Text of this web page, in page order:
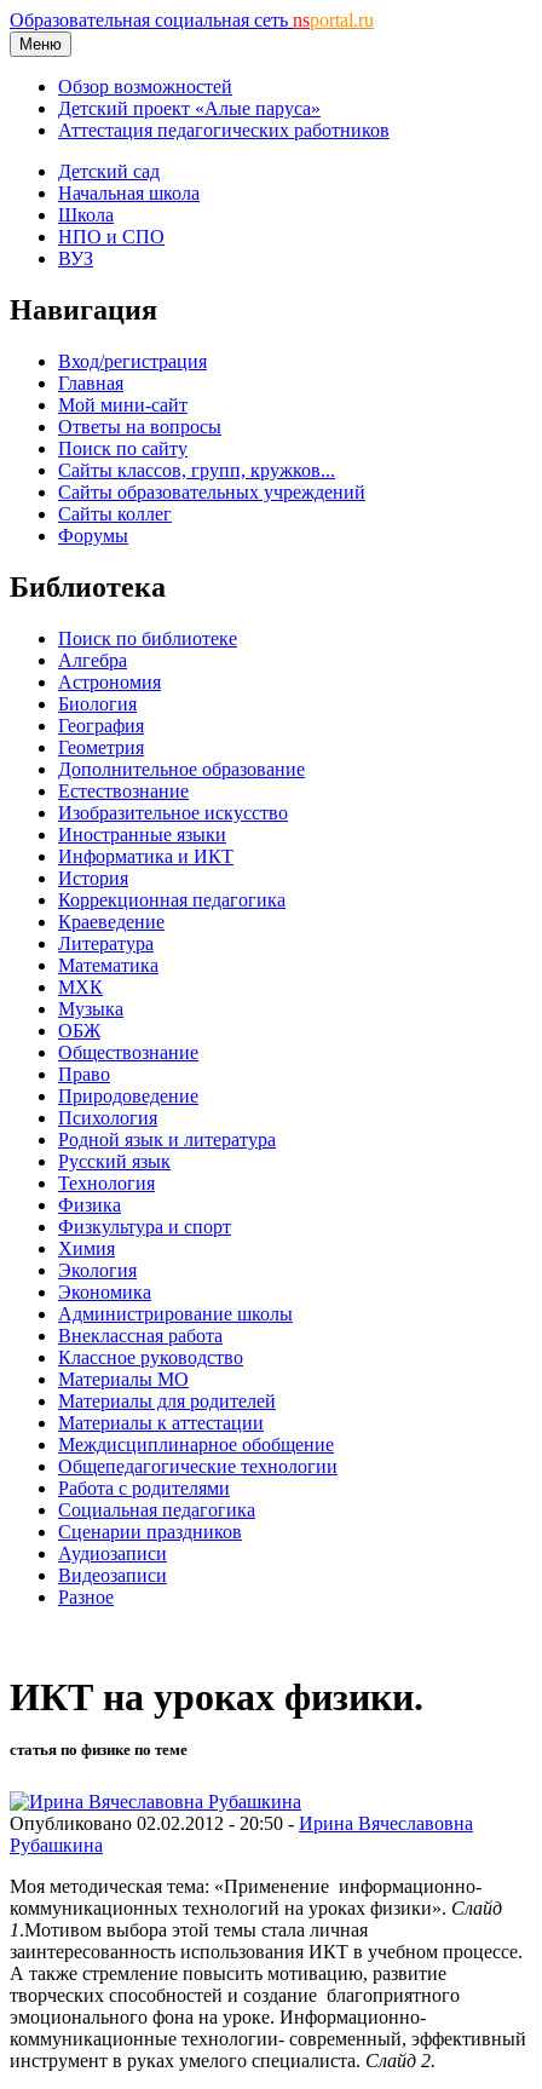
Образовательная социальная сеть nsportal.ru
Меню
Обзор возможностей
Детский проект «Алые паруса»
Аттестация педагогических работников
Детский сад
Начальная школа
Школа
НПО и СПО
ВУЗ
Навигация
Вход/регистрация
Главная
Мой мини-сайт
Ответы на вопросы
Поиск по сайту
Сайты классов, групп, кружков...
Сайты образовательных учреждений
Сайты коллег
Форумы
Библиотека
Поиск по библиотеке
Алгебра
Астрономия
Биология
География
Геометрия
Дополнительное образование
Естествознание
Изобразительное искусство
Иностранные языки
Информатика и ИКТ
История
Коррекционная педагогика
Краеведение
Литература
Математика
МХК
Музыка
ОБЖ
Обществознание
Право
Природоведение
Психология
Родной язык и литература
Русский язык
Технология
Физика
Физкультура и спорт
Химия
Экология
Экономика
Администрирование школы
Внеклассная работа
Классное руководство
Материалы МО
Материалы для родителей
Материалы к аттестации
Междисциплинарное обобщение
Общепедагогические технологии
Работа с родителями
Социальная педагогика
Сценарии праздников
Аудиозаписи
Видеозаписи
Разное
ИКТ на уроках физики.
статья по физике по теме
Опубликовано 02.02.2012 - 20:50 - Ирина Вячеславовна
Рубашкина
Моя методическая тема: «Применение информационно-
коммуникационных технологий на уроках физики». Слайд
1.Мотивом выбора этой темы стала личная
заинтересованность использования ИКТ в учебном процессе.
А также стремление повысить мотивацию, развитие
творческих способностей и создание благоприятного
эмоционального фона на уроке. Информационно-
коммуникационные технологии- современный, эффективный
инструмент в руках умелого специалиста. Слайд 2.